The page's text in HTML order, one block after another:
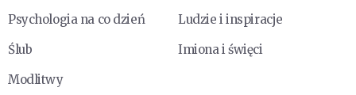
Psychologia na co dzień
Ludzie i inspiracje
Ślub
Imiona i święci
Modlitwy